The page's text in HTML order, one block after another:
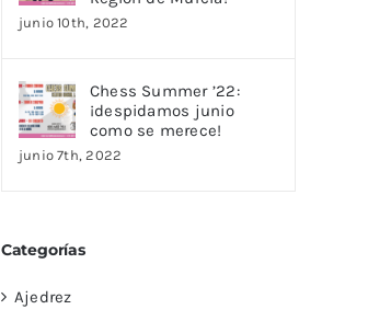
junio 10th, 2022
Chess Summer ’22:
¡despidamos junio
como se merece!
junio 7th, 2022
Categorías
Ajedrez